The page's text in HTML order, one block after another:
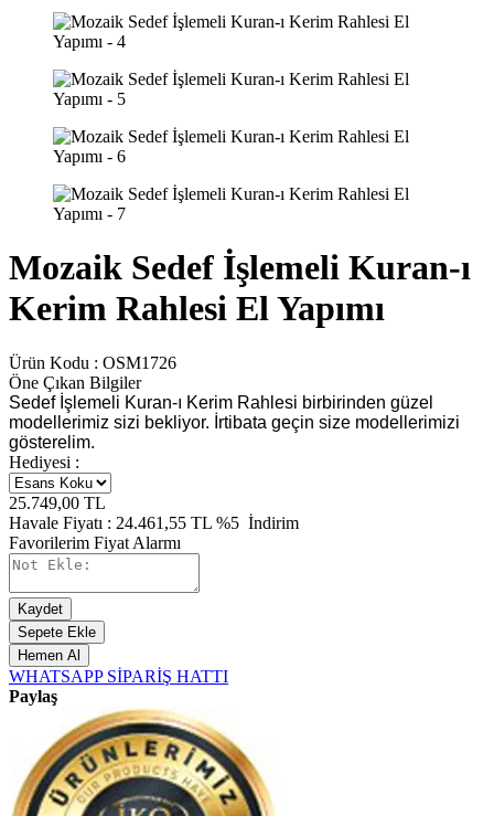
Mozaik Sedef İşlemeli Kuran-ı
Kerim Rahlesi El Yapımı
Ürün Kodu : OSM1726
Öne Çıkan Bilgiler
Sedef İşlemeli Kuran-ı Kerim Rahlesi birbirinden güzel
modellerimiz sizi bekliyor. İrtibata geçin size modellerimizi
gösterelim.
Hediyesi :
25.749,00 TL
Havale Fiyatı : 24.461,55 TL %5 İndirim
Favorilerim Fiyat Alarmı
Kaydet
Sepete Ekle
Hemen Al
WHATSAPP SİPARİŞ HATTI
Paylaş